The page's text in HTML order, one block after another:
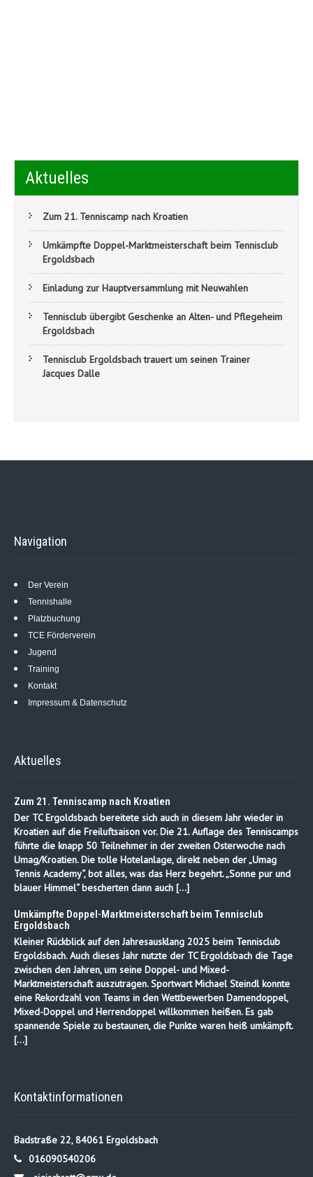
Aktuelles
Zum 21. Tenniscamp nach Kroatien
Umkämpfte Doppel-Marktmeisterschaft beim Tennisclub
Ergoldsbach
Einladung zur Hauptversammlung mit Neuwahlen
Tennisclub übergibt Geschenke an Alten- und Pflegeheim
Ergoldsbach
Tennisclub Ergoldsbach trauert um seinen Trainer
Jacques Dalle
Navigation
Der Verein
Tennishalle
Platzbuchung
TCE Förderverein
Jugend
Training
Kontakt
Impressum & Datenschutz
Aktuelles
Zum 21. Tenniscamp nach Kroatien
Der TC Ergoldsbach bereitete sich auch in diesem Jahr wieder in
Kroatien auf die Freiluftsaison vor. Die 21. Auflage des Tenniscamps
führte die knapp 50 Teilnehmer in der zweiten Osterwoche nach
Umag/Kroatien. Die tolle Hotelanlage, direkt neben der „Umag
Tennis Academy“, bot alles, was das Herz begehrt. „Sonne pur und
blauer Himmel“ bescherten dann auch […]
Umkämpfte Doppel-Marktmeisterschaft beim Tennisclub
Ergoldsbach
Kleiner Rückblick auf den Jahresausklang 2025 beim Tennisclub
Ergoldsbach. Auch dieses Jahr nutzte der TC Ergoldsbach die Tage
zwischen den Jahren, um seine Doppel- und Mixed-
Marktmeisterschaft auszutragen. Sportwart Michael Steindl konnte
eine Rekordzahl von Teams in den Wettbewerben Damendoppel,
Mixed-Doppel und Herrendoppel willkommen heißen. Es gab
spannende Spiele zu bestaunen, die Punkte waren heiß umkämpft.
[…]
Kontaktinformationen
Badstraße 22, 84061 Ergoldsbach
016090540206